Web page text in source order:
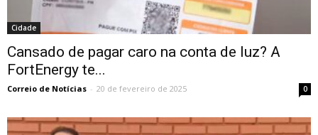
Cidade
Cansado de pagar caro na conta de luz? A
FortEnergy te...
Correio de Notícias - 20 de fevereiro de 2025 0